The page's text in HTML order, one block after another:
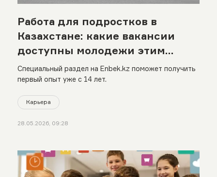
Работа для подростков в
Казахстане: какие вакансии
доступны молодежи этим
летом
Специальный раздел на Enbek.kz поможет получить
первый опыт уже с 14 лет.
Карьера
28.05.2026, 09:28